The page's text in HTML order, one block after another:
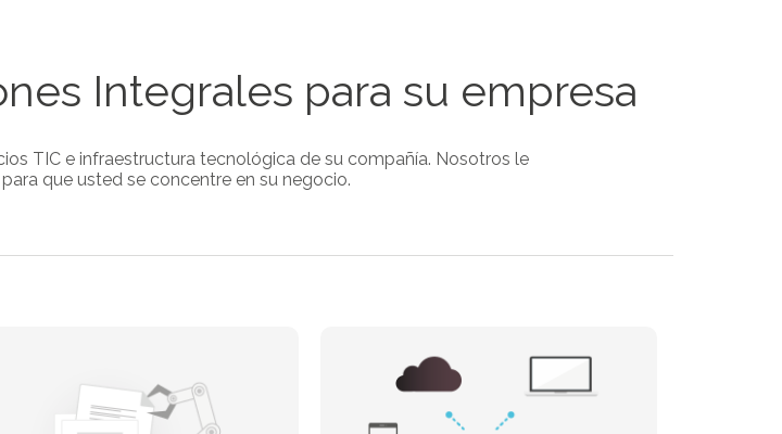
Integrales para su empresa
TIC e infraestructura tecnológica de su compañía. Nosotros le
que usted se concentre en su negocio.